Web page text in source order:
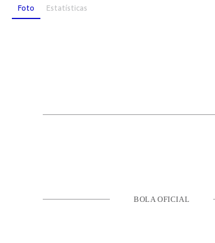
Foto Estatísticas
BOLA OFICIAL